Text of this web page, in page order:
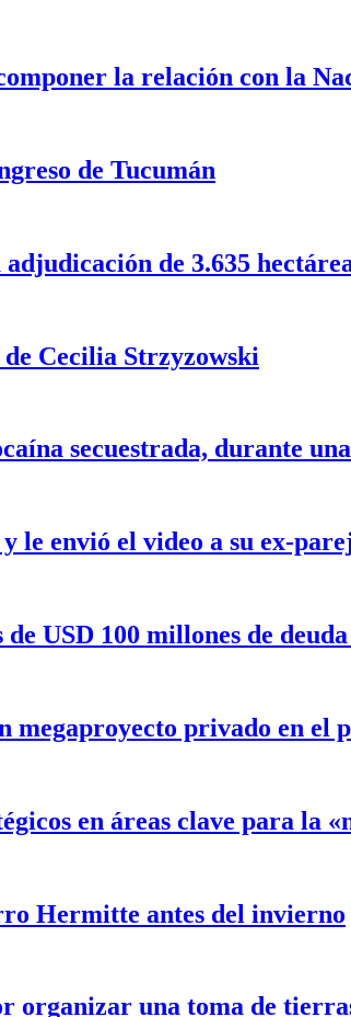
la relación con la
de Tucumán
de 3.635
Cecilia Strzyzowski
secuestrada, durante
le envió el video a su ex-
USD 100 millones de
megaproyecto privado en el
en áreas clave para la
Hermitte antes del invierno
organizar una toma de